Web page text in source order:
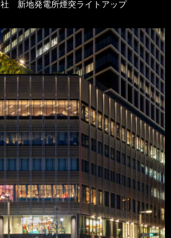
新地発電所煙突ライトアップ